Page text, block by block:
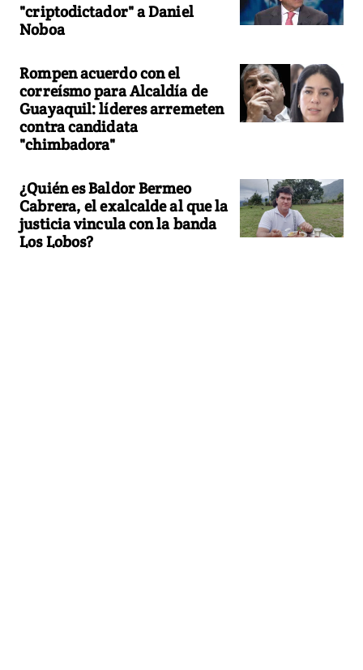
"criptodictador" a Daniel
Noboa
Rompen acuerdo con el
correísmo para Alcaldía de
Guayaquil: líderes arremeten
contra candidata
"chimbadora"
¿Quién es Baldor Bermeo
Cabrera, el exalcalde al que la
justicia vincula con la banda
Los Lobos?